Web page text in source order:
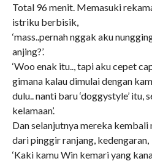
Total 96 menit. Memasuki
istriku berbisik,
‘mass..pernah nggak aku
anjing?’.
‘Woo enak itu.., tapi aku cepet
gimana kalau dimulai dengan
dulu.. nanti baru ‘doggystyle’ itu,
kelamaan’.
Dan selanjutnya mereka kembali
dari pinggir ranjang, kedengaran,
‘Kaki kamu Win kemari yang